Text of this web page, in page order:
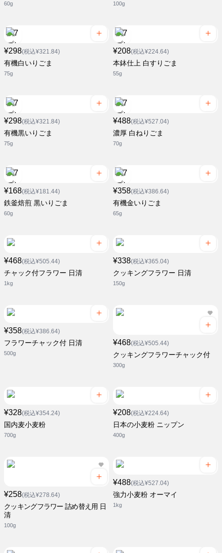
60g 100g
¥298(税込¥321.84)
有機白いりごま
75g
¥208(税込¥224.64)
本鉢仕上 白すりごま
55g
¥298(税込¥321.84)
有機黒いりごま
75g
¥488(税込¥527.04)
濃厚 白ねりごま
70g
¥168(税込¥181.44)
鉄釜焙煎 黒いりごま
60g
¥358(税込¥386.64)
有機金いりごま
65g
¥468(税込¥505.44)
チャック付フラワー 日清
1kg
¥338(税込¥365.04)
クッキングフラワー 日清
150g
¥358(税込¥386.64)
フラワーチャック付 日清
500g
¥468(税込¥505.44)
クッキングフラワーチャック付
300g
¥328(税込¥354.24)
国内麦小麦粉
700g
¥208(税込¥224.64)
日本の小麦粉 ニップン
400g
¥258(税込¥278.64)
クッキングフラワー 詰め替え用 日
清
100g
¥488(税込¥527.04)
強力小麦粉 オーマイ
1kg